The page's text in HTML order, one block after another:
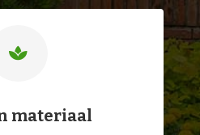

materiaal